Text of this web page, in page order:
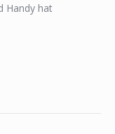
Handy hat